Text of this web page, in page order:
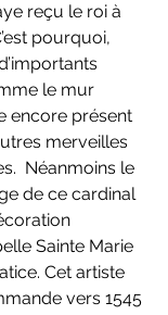
reçu le roi à
pourquoi,
le mur
encore présent
merveilles
Néanmoins le
de ce cardinal
Sainte Marie
Cet artiste
vers 1545